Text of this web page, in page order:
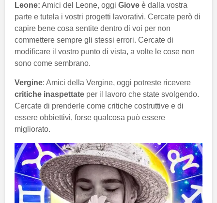
Leone: Amici del Leone, oggi Giove è dalla vostra
parte e tutela i vostri progetti lavorativi. Cercate però di
capire bene cosa sentite dentro di voi per non
commettere sempre gli stessi errori. Cercate di
modificare il vostro punto di vista, a volte le cose non
sono come sembrano.
Vergine: Amici della Vergine, oggi potreste ricevere
critiche inaspettate per il lavoro che state svolgendo.
Cercate di prenderle come critiche costruttive e di
essere obbiettivi, forse qualcosa può essere
migliorato.